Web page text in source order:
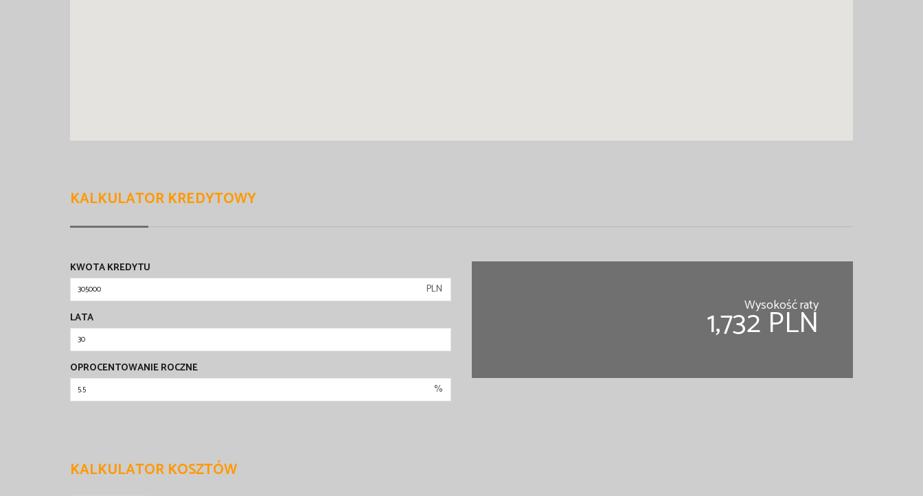
KALKULATOR KREDYTOWY
KWOTA KREDYTU
PLN
LATA
OPROCENTOWANIE ROCZNE
%
Wysokość raty
1,732 PLN
KALKULATOR KOSZTÓW